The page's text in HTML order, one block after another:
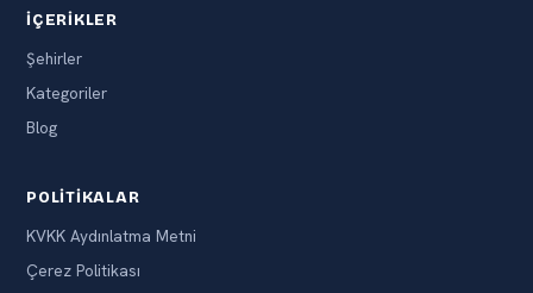
İÇERIKLER
Şehirler
Kategoriler
Blog
POLITIKALAR
KVKK Aydınlatma Metni
Çerez Politikası